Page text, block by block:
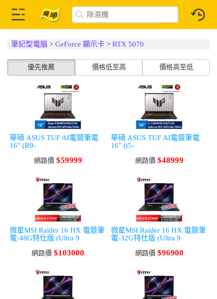
筆記型電腦 >GeForce 顯示卡 >RTX 5070
優先推薦 價格低至高 價格高至低
華碩 ASUS TUF AI電競筆電
16" (R9-
RTX 5070-8G/W11)
網路價 $59999
華碩 ASUS TUF AI電競筆電
16" (i5-
RTX 5070-8G/W11)
網路價 $48999
微星MSI Raider 16 HX 電競筆
電-48G特仕版 (Ultra 9
SSD/RTX5070Ti/Win11)
網路價 $103000
微星MSI Raider 16 HX 電競筆
電-32G特仕版 (Ultra 9
SSD/RTX5070Ti/Win11)
網路價 $96900